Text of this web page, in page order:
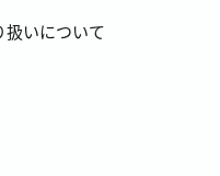
いについて